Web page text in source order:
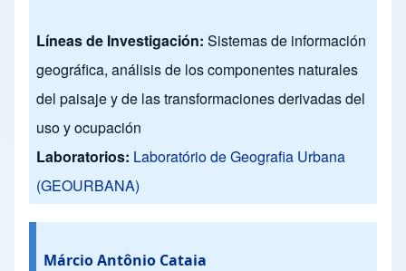
Líneas de Investigación: Sistemas de información
geográfica, análisis de los componentes naturales
del paisaje y de las transformaciones derivadas del
uso y ocupación
Laboratorios: Laboratório de Geografia Urbana
(GEOURBANA)
Márcio Antônio Cataia